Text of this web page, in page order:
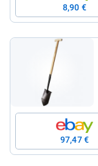
8,90 €
97,47 €